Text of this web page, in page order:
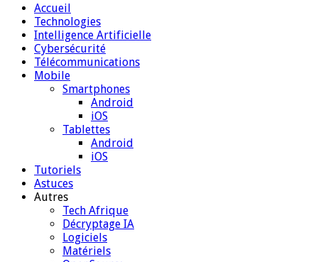
Accueil
Technologies
Intelligence Artificielle
Cybersécurité
Télécommunications
Mobile
Smartphones
Android
iOS
Tablettes
Android
iOS
Tutoriels
Astuces
Autres
Tech Afrique
Décryptage IA
Logiciels
Matériels